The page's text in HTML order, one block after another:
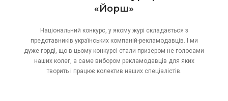
«Йорш»
Національний конкурс, у якому журі складається з
представників українських компаній-рекламодавців. І ми
дуже горді, що в цьому конкурсі стали призером не голосами
наших колег, а саме вибором рекламодавців для яких
творить і працює колектив наших спеціалістів.